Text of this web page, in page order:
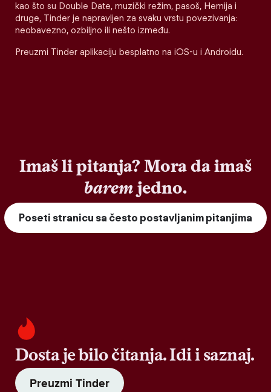
kao što su Double Date, muzički režim, pasoš, Hemija i
druge, Tinder je napravljen za svaku vrstu povezivanja:
neobavezno, ozbiljno ili nešto između.
Preuzmi Tinder aplikaciju besplatno na iOS-u i Androidu.
Imaš li pitanja? Mora da imaš
baremjedno.
Poseti stranicu sa često postavljanim pitanjima
Dosta je bilo čitanja. Idi i saznaj.
Preuzmi Tinder